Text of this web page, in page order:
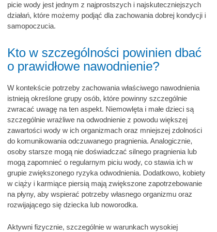
picie wody jest jednym z najprostszych i najskuteczniejszych
działań, które możemy podjąć dla zachowania dobrej kondycji i
samopoczucia.
Kto w szczególności powinien dbać
o prawidłowe nawodnienie?
W kontekście potrzeby zachowania właściwego nawodnienia
istnieją określone grupy osób, które powinny szczególnie
zwracać uwagę na ten aspekt. Niemowlęta i małe dzieci są
szczególnie wrażliwe na odwodnienie z powodu większej
zawartości wody w ich organizmach oraz mniejszej zdolności
do komunikowania odczuwanego pragnienia. Analogicznie,
osoby starsze mogą nie doświadczać silnego pragnienia lub
mogą zapomnieć o regularnym piciu wody, co stawia ich w
grupie zwiększonego ryzyka odwodnienia. Dodatkowo, kobiety
w ciąży i karmiące piersią mają zwiększone zapotrzebowanie
na płyny, aby wspierać potrzeby własnego organizmu oraz
rozwijającego się dziecka lub noworodka.
Aktywni fizycznie, szczególnie w warunkach wysokiej